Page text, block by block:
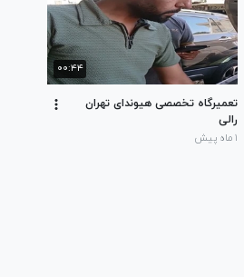
۰۰:۴۴
تعمیرگاه تخصصی هیوندای تهران
رالی
۱ ماه پیش